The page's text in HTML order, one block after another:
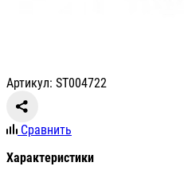
Артикул: ST004722
Сравнить
Характеристики